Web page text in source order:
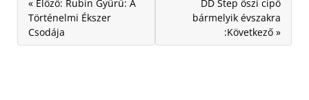
« Előző: Rubin Gyűrű: A
Történelmi Ékszer
Csodája
DD Step őszi cipő
bármelyik évszakra
:Következő »